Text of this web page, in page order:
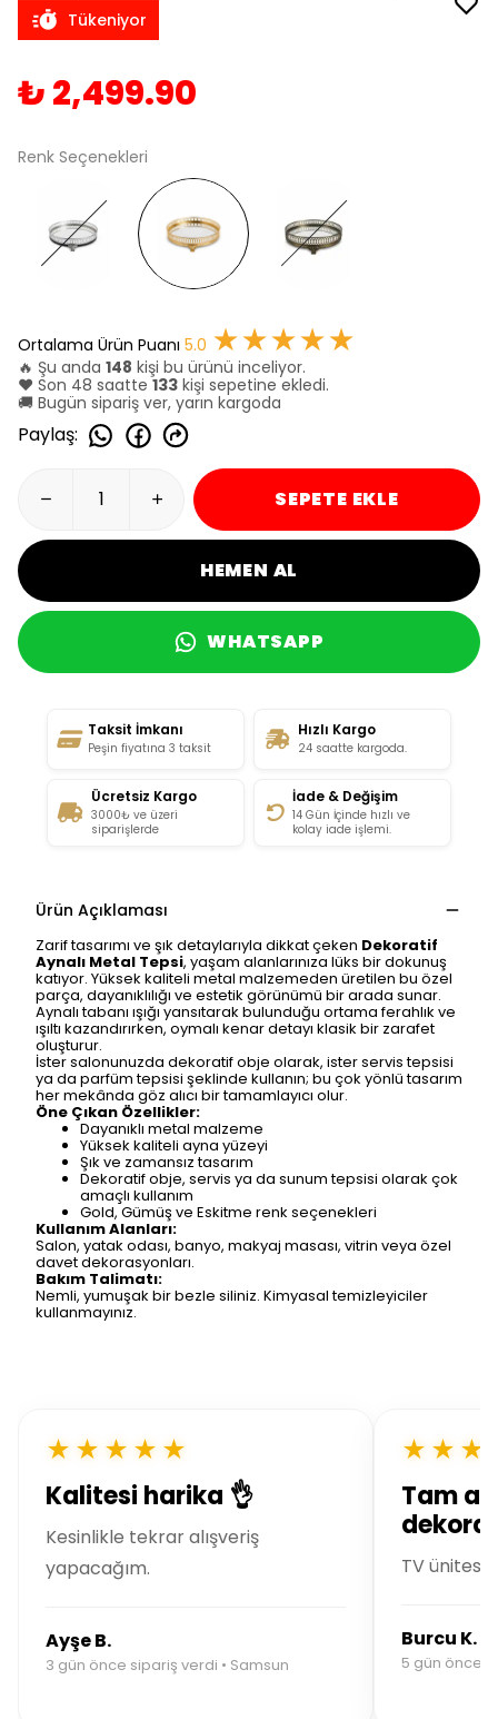
Tükeniyor
₺ 2,499.90
Renk Seçenekleri
Ortalama Ürün Puanı 5.0 ★★★★★
🔥 Şu anda 148 kişi bu ürünü inceliyor.
❤️ Son 48 saatte133 kişi sepetine ekledi.
🚚 Bugün sipariş ver, yarın kargoda
Paylaş:
SEPETE EKLE
HEMEN AL
WHATSAPP
Taksit İmkanı
Peşin fiyatına 3 taksit
Hızlı Kargo
24 saatte kargoda.
Ücretsiz Kargo
3000₺ ve üzeri
siparişlerde
İade & Değişim
14 Gün İçinde hızlı ve
kolay iade işlemi.
Ürün Açıklaması
Zarif tasarımı ve şık detaylarıyla dikkat çeken Dekoratif
Aynalı Metal Tepsi, yaşam alanlarınıza lüks bir dokunuş
katıyor. Yüksek kaliteli metal malzemeden üretilen bu özel
parça, dayanıklılığı ve estetik görünümü bir arada sunar.
Aynalı tabanı ışığı yansıtarak bulunduğu ortama ferahlık ve
ışıltı kazandırırken, oymalı kenar detayı klasik bir zarafet
oluşturur.
İster salonunuzda dekoratif obje olarak, ister servis tepsisi
ya da parfüm tepsisi şeklinde kullanın; bu çok yönlü tasarım
her mekânda göz alıcı bir tamamlayıcı olur.
Öne Çıkan Özellikler:
Dayanıklı metal malzeme
Yüksek kaliteli ayna yüzeyi
Şık ve zamansız tasarım
Dekoratif obje, servis ya da sunum tepsisi olarak çok
amaçlı kullanım
Gold, Gümüş ve Eskitme renk seçenekleri
Kullanım Alanları:
Salon, yatak odası, banyo, makyaj masası, vitrin veya özel
davet dekorasyonları.
Bakım Talimatı:
Nemli, yumuşak bir bezle siliniz. Kimyasal temizleyiciler
kullanmayınız.
★★★★★
Kalitesi harika 👌
Kesinlikle tekrar alışveriş
yapacağım.
Ayşe B.
3 gün önce sipariş verdi • Samsun
Tam
TV
Burcu K.
5 gün önce